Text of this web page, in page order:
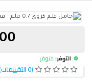
التوفر: متوفر
(0 التقييمات)